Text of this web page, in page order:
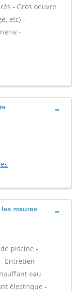
- Gros oeuvre
etc) -
-
maures
piscine -
Entretien
eau
électrique -